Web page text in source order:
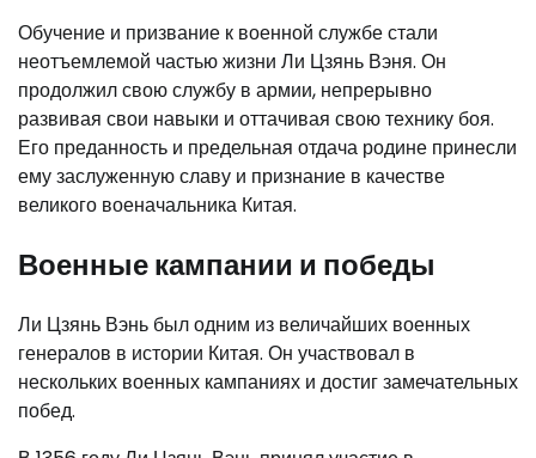
Обучение и призвание к военной службе стали
неотъемлемой частью жизни Ли Цзянь Вэня. Он
продолжил свою службу в армии, непрерывно
развивая свои навыки и оттачивая свою технику боя.
Его преданность и предельная отдача родине принесли
ему заслуженную славу и признание в качестве
великого военачальника Китая.
Военные кампании и победы
Ли Цзянь Вэнь был одним из величайших военных
генералов в истории Китая. Он участвовал в
нескольких военных кампаниях и достиг замечательных
побед.